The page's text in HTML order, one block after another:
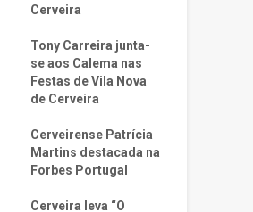
Cerveira
Tony Carreira junta-
se aos Calema nas
Festas de Vila Nova
de Cerveira
Cerveirense Patrícia
Martins destacada na
Forbes Portugal
Cerveira leva “O